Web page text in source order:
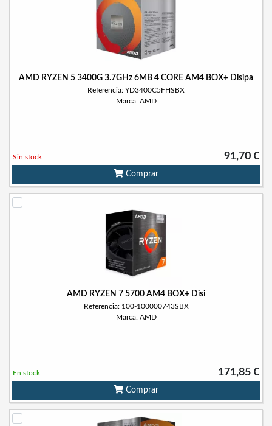
AMD RYZEN 5 3400G 3.7GHz 6MB 4 CORE AM4 BOX+ Disipa
Referencia: YD3400C5FHSBX
Marca: AMD
91,70 €
Sin stock
Comprar
AMD RYZEN 7 5700 AM4 BOX+ Disi
Referencia: 100-100000743SBX
Marca: AMD
171,85 €
En stock
Comprar